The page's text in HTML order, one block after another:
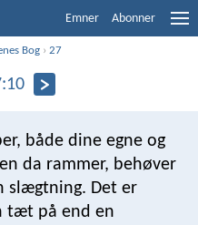
Emner Abonner
Bog ›27
både dine egne og
da rammer, behøver
slægtning. Det er
tæt på end en